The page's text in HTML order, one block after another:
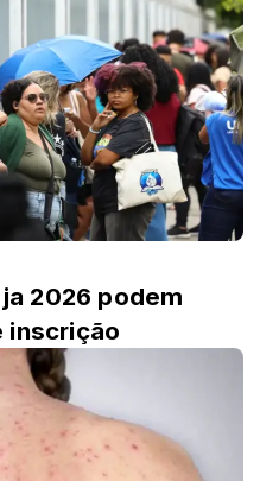
2026 podem
inscrição